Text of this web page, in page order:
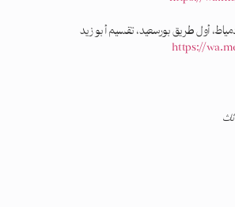
أول طريق بورسعيد، تقسيم أبو زيد
https://